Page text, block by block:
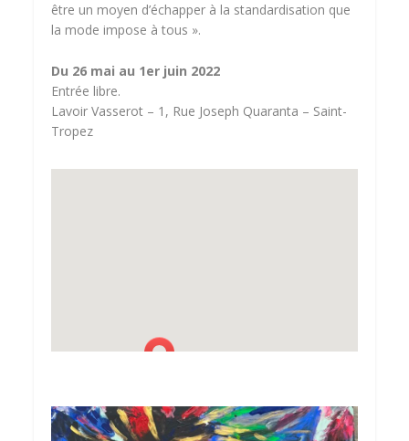
être un moyen d’échapper à la standardisation que
la mode impose à tous ».
Du 26 mai au 1er juin 2022
Entrée libre.
Lavoir Vasserot – 1, Rue Joseph Quaranta – Saint-
Tropez